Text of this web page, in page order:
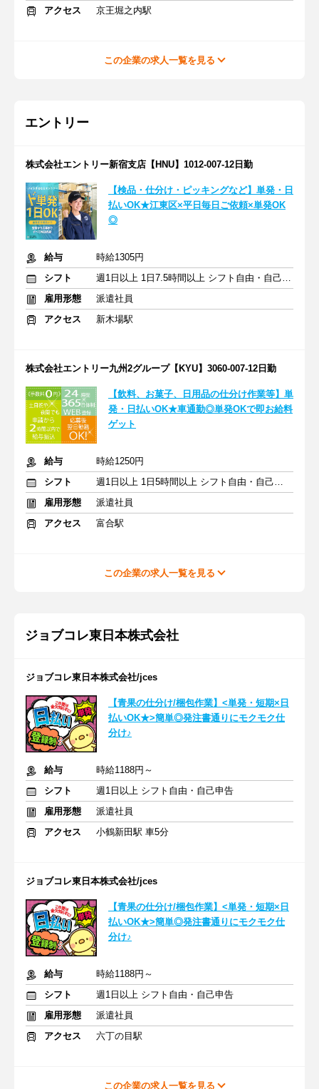
アクセス
京王堀之内駅
この企業の求人一覧を見る
エントリー
株式会社エントリー新宿支店【HNU】1012-007-12日勤
【検品・仕分け・ピッキングなど】単発・日
払いOK★江東区×平日毎日ご依頼×単発OK
◎
給与
時給1305円
シフト
週1日以上 1日7.5時間以上 シフト自由・自己申告
雇用形態
派遣社員
アクセス
新木場駅
株式会社エントリー九州2グループ【KYU】3060-007-12日勤
【飲料、お菓子、日用品の仕分け作業等】単
発・日払いOK★車通勤◎単発OKで即お給料
ゲット
給与
時給1250円
シフト
週1日以上 1日5時間以上 シフト自由・自己申告
雇用形態
派遣社員
アクセス
富合駅
この企業の求人一覧を見る
ジョブコレ東日本株式会社
ジョブコレ東日本株式会社/jces
【青果の仕分け/梱包作業】<単発・短期×日
払いOK★>簡単◎発注書通りにモクモク仕
分け♪
給与
時給1188円～
シフト
週1日以上 シフト自由・自己申告
雇用形態
派遣社員
アクセス
小鶴新田駅 車5分
ジョブコレ東日本株式会社/jces
【青果の仕分け/梱包作業】<単発・短期×日
払いOK★>簡単◎発注書通りにモクモク仕
分け♪
給与
時給1188円～
シフト
週1日以上 シフト自由・自己申告
雇用形態
派遣社員
アクセス
六丁の目駅
この企業の求人一覧を見る